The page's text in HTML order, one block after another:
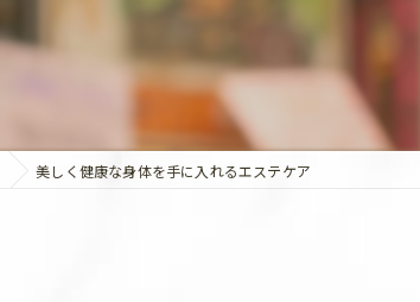
美しく健康な身体を手に入れるエステケア